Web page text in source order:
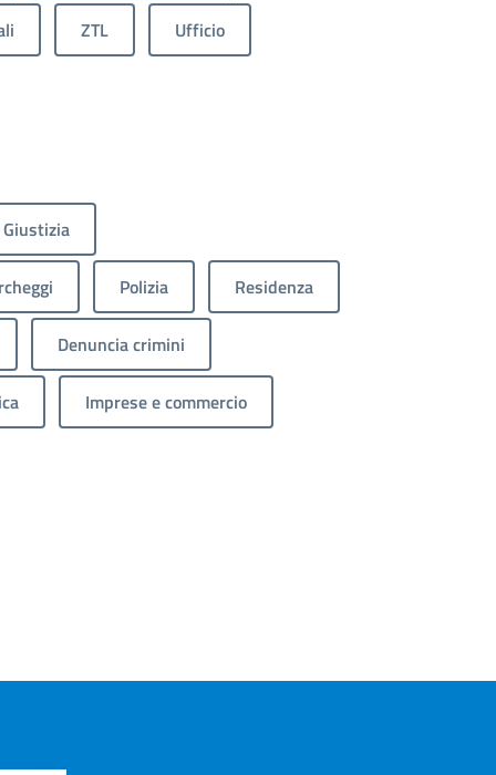
ZTL Ufficio
Giustizia
Polizia Residenza
Denuncia crimini
Imprese e commercio